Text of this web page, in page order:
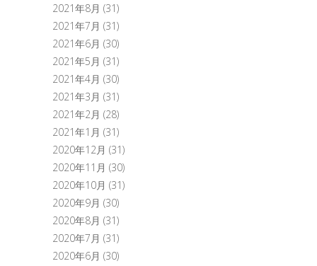
2021年8月 (31)
2021年7月 (31)
2021年6月 (30)
2021年5月 (31)
2021年4月 (30)
2021年3月 (31)
2021年2月 (28)
2021年1月 (31)
2020年12月 (31)
2020年11月 (30)
2020年10月 (31)
2020年9月 (30)
2020年8月 (31)
2020年7月 (31)
2020年6月 (30)